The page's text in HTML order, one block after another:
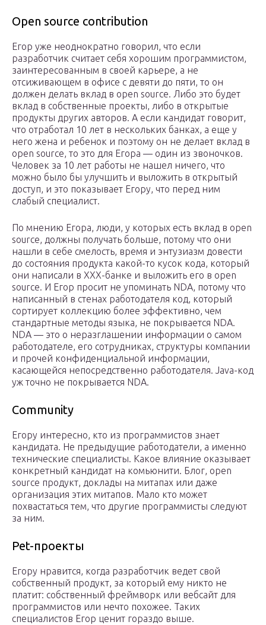
Open source contribution
Егор уже неоднократно говорил, что если
разработчик считает себя хорошим программистом,
заинтересованным в своей карьере, а не
отсиживающем в офисе с девяти до пяти, то он
должен делать вклад в open source. Либо это будет
вклад в собственные проекты, либо в открытые
продукты других авторов. А если кандидат говорит,
что отработал 10 лет в нескольких банках, а еще у
него жена и ребенок и поэтому он не делает вклад в
open source, то это для Егора — один из звоночков.
Человек за 10 лет работы не нашел ничего, что
можно было бы улучшить и выложить в открытый
доступ, и это показывает Егору, что перед ним
слабый специалист.
По мнению Егора, люди, у которых есть вклад в open
source, должны получать больше, потому что они
нашли в себе смелость, время и энтузиазм довести
до состояния продукта какой-то кусок кода, который
они написали в XXX-банке и выложить его в open
source. И Егор просит не упоминать NDA, потому что
написанный в стенах работодателя код, который
сортирует коллекцию более эффективно, чем
стандартные методы языка, не покрывается NDA.
NDA — это о неразглашении информации о самом
работодателе, его сотрудниках, структуры компании
и прочей конфиденциальной информации,
касающейся непосредственно работодателя. Java-код
уж точно не покрывается NDA.
Community
Егору интересно, кто из программистов знает
кандидата. Не предыдущие работодатели, а именно
технические специалисты. Какое влияние оказывает
конкретный кандидат на комьюнити. Блог, open
source продукт, доклады на митапах или даже
организация этих митапов. Мало кто может
похвастаться тем, что другие программисты следуют
за ним.
Pet-проекты
Егору нравится, когда разработчик ведет свой
собственный продукт, за который ему никто не
платит: собственный фреймворк или вебсайт для
программистов или нечто похожее. Таких
специалистов Егор ценит гораздо выше.